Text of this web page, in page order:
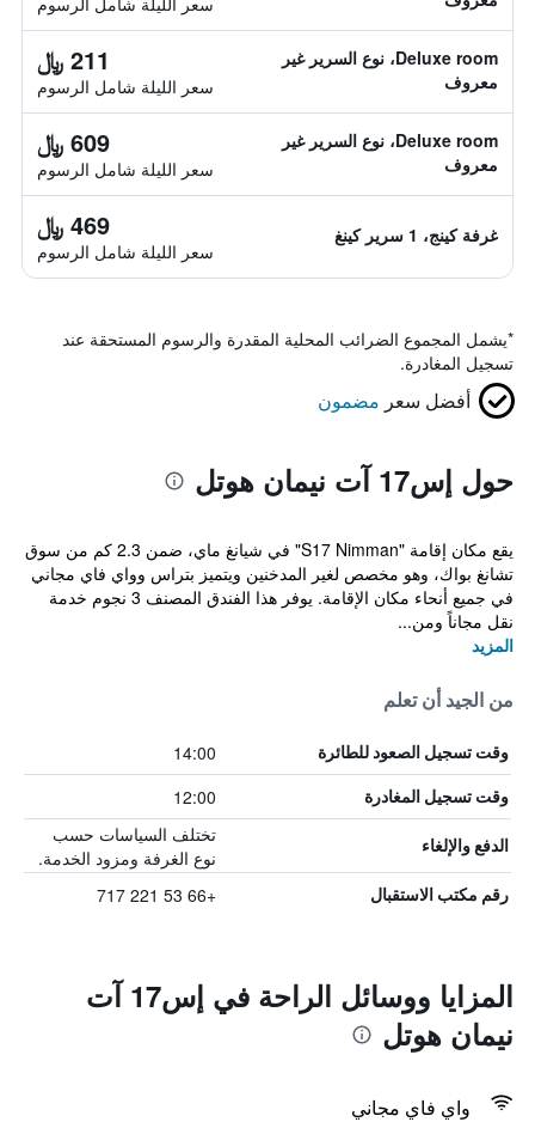
Deluxe room، نوع السرير غير
معروف
211 ﷼
سعر الليلة شامل الرسوم
Deluxe room، نوع السرير غير
معروف
609 ﷼
سعر الليلة شامل الرسوم
غرفة كينج، 1 سرير كينغ 469 ﷼
سعر الليلة شامل الرسوم
*يشمل المجموع الضرائب المحلية المقدرة والرسوم المستحقة عند
تسجيل المغادرة.
أفضل سعر مضمون
حول إس17 آت نيمان هوتل
يقع مكان إقامة "S17 Nimman" في شيانغ ماي، ضمن 2.3 كم من سوق
تشانغ بواك، وهو مخصص لغير المدخنين ويتميز بتراس وواي فاي مجاني
في جميع أنحاء مكان الإقامة. يوفر هذا الفندق المصنف 3 نجوم خدمة
نقل مجاناً ومن...
المزيد
من الجيد أن تعلم
وقت تسجيل الصعود للطائرة 14:00
وقت تسجيل المغادرة 12:00
الدفع والإلغاء
تختلف السياسات حسب
نوع الغرفة ومزود الخدمة.
رقم مكتب الاستقبال +66 53 221 717
المزايا ووسائل الراحة في إس17 آت
نيمان هوتل
واي فاي مجاني